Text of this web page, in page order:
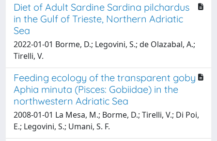
Diet of Adult Sardine Sardina pilchardus
in the Gulf of Trieste, Northern Adriatic
Sea
2022-01-01 Borme, D.; Legovini, S.; de Olazabal, A.;
Tirelli, V.
Feeding ecology of the transparent goby
Aphia minuta (Pisces: Gobiidae) in the
northwestern Adriatic Sea
2008-01-01 La Mesa, M.; Borme, D.; Tirelli, V.; Di Poi,
E.; Legovini, S.; Umani, S. F.